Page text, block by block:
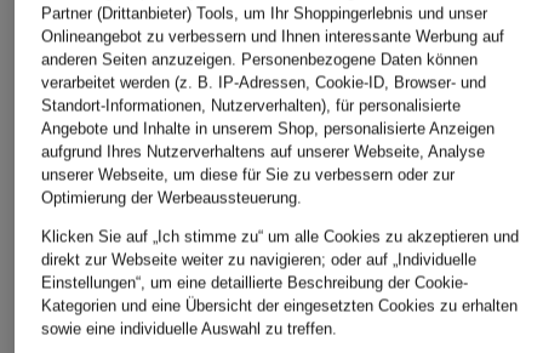
+Aktionsrabatt
MAURIZIO
BALDASSARI
Blouson
649,99 €
Bestpreis:637,49 €
Ursprünglich:1.090 €
+Aktionsrabatt
CLOSED
Cabanjacke
350,99 €
Ursprünglich:490 €
WOOLRICH
Daunenparka
ARCTIC
472,99 €
Partner (Drittanbieter) Tools, um Ihr Shoppingerlebnis und unser
Onlineangebot zu verbessern und Ihnen interessante Werbung auf
anderen Seiten anzuzeigen. Personenbezogene Daten können
verarbeitet werden (z. B. IP-Adressen, Cookie-ID, Browser- und
Standort-Informationen, Nutzerverhalten), für personalisierte
Angebote und Inhalte in unserem Shop, personalisierte Anzeigen
aufgrund Ihres Nutzerverhaltens auf unserer Webseite, Analyse
unserer Webseite, um diese für Sie zu verbessern oder zur
Optimierung der Werbeaussteuerung.
Klicken Sie auf „Ich stimme zu“ um alle Cookies zu akzeptieren und
direkt zur Webseite weiter zu navigieren; oder auf „Individuelle
Einstellungen“, um eine detaillierte Beschreibung der Cookie-
Kategorien und eine Übersicht der eingesetzten Cookies zu erhalten
sowie eine individuelle Auswahl zu treffen.